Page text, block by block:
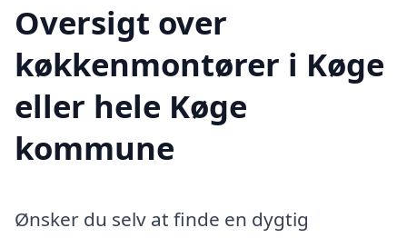
Oversigt over
køkkenmontører i Køge
eller hele Køge
kommune
Ønsker du selv at finde en dygtig